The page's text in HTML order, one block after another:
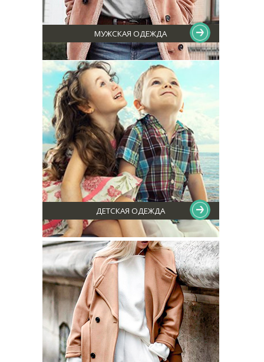
МУЖСКАЯ ОДЕЖДА
ДЕТСКАЯ ОДЕЖДА